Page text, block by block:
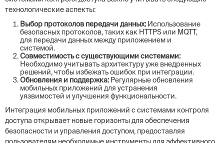
технологические аспекты:
Выбор протоколов передачи данных: Использование
безопасных протоколов, таких как HTTPS или MQTT,
для передачи данных между приложением и
системой.
Совместимость с существующими системами:
Необходимо учитывать архитектуру уже внедренных
решений, чтобы избежать ошибок при интеграции.
Обновления и поддержка: Регулярные обновления
мобильных приложений для устранения
уязвимостей и улучшения функциональности.
Интеграция мобильных приложений с системами контроля
доступа открывает новые горизонты для обеспечения
безопасности и управления доступом, предоставляя